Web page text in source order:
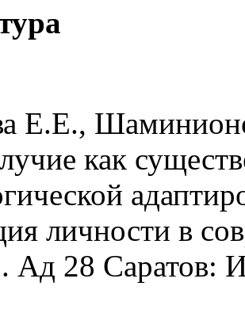
Е.Е.,
как
личности в
Ад 28 Саратов: